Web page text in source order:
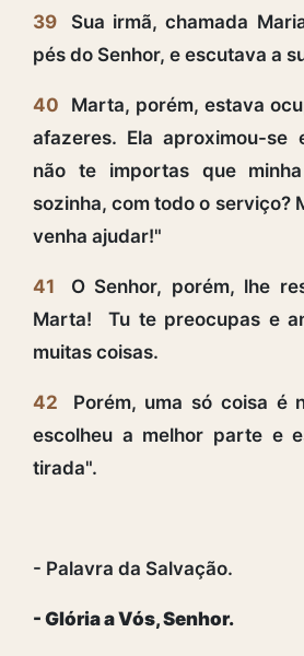
39
Sua irmã, chamada
pés do Senhor, e escutava a
40
Marta, porém, estava
afazeres. Ela aproximou-se
não te importas que
sozinha, com todo o serviço?
venha ajudar!"
41
O Senhor, porém, lhe
Marta! Tu te preocupas e
muitas coisas.
42
Porém, uma só coisa é
escolheu a melhor parte e
tirada".
- Palavra da Salvação.
- Glória a Vós, Senhor.